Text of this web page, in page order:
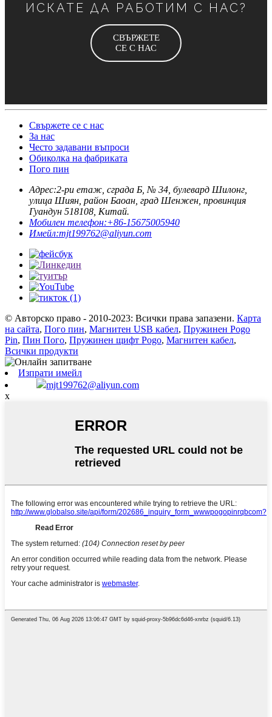
ИСКАТЕ ДА РАБОТИМ С НАС?
СВЪРЖЕТЕ
СЕ С НАС
Свържете се с нас
За нас
Често задавани въпроси
Обиколка на фабриката
Пого пин
Адрес:2-ри етаж, сграда Б, № 34, булевард Шилонг,
улица Шиян, район Баоан, град Шенжен, провинция
Гуандун 518108, Китай.
Мобилен телефон:+86-15675005940
Имейл:mjt199762@aliyun.com
© Авторско право - 2010-2023: Всички права запазени. Карта
на сайта, Пого пин, Магнитен USB кабел, Пружинен Pogo
Pin, Пин Пого, Пружинен щифт Pogo, Магнитен кабел,
Всички продукти
Изпрати имейл
mjt199762@aliyun.com
x